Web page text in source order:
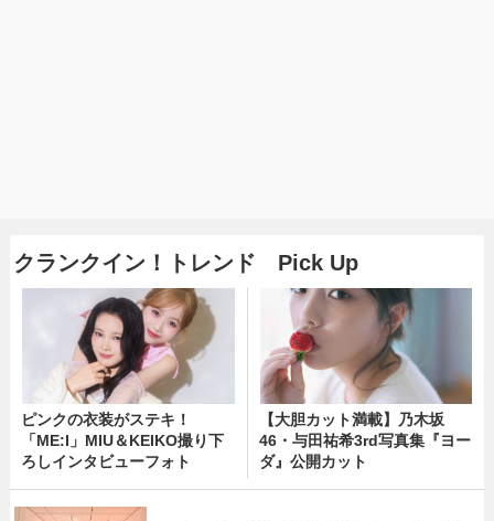
クランクイン！トレンド Pick Up
ピンクの衣装がステキ！
「ME:I」MIU＆KEIKO撮り下
ろしインタビューフォト
【大胆カット満載】乃木坂
46・与田祐希3rd写真集『ヨー
ダ』公開カット